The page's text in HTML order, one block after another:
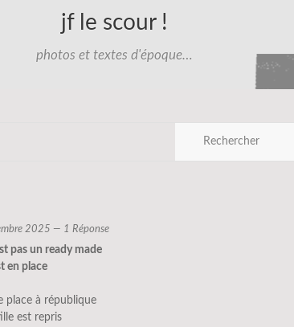
jf le scour !
photos et textes d'époque…
2025 — 1 Réponse
pas un ready made
en place
place à république
est repris